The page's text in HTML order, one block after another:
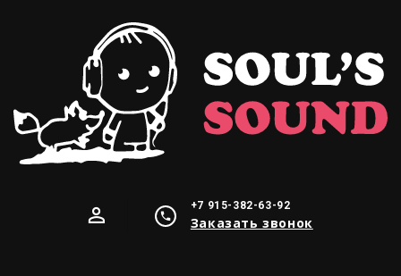
+7 915-382-63-92
Заказать звонок